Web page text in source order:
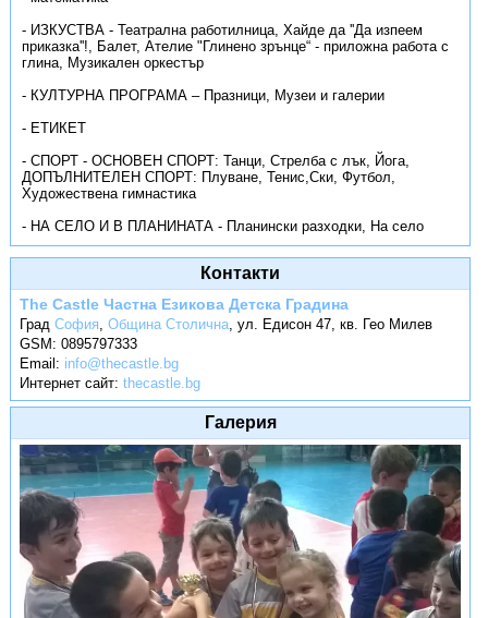
- ИЗКУСТВА - Театрална работилница, Хайде да ''Да изпеем
приказка''!, Балет, Ателие "Глинено зрънце“ - приложна работа с
глина, Музикален оркестър
- КУЛТУРНА ПРОГРАМА – Празници, Музеи и галерии
- ЕТИКЕТ
- СПОРТ - ОСНОВЕН СПОРТ: Танци, Стрелба с лък, Йога,
ДОПЪЛНИТЕЛЕН СПОРТ: Плуване, Тенис,Ски, Футбол,
Художествена гимнастика
- НА СЕЛО И В ПЛАНИНАТА - Планински разходки, На село
Контакти
The Castle Частна Езикова Детска Градина
ГрадСофия,Община Столична,ул. Едисон 47, кв. Гео Милев
GSM:0895797333
Email: info@thecastle.bg
Интернет сайт:thecastle.bg
Галерия